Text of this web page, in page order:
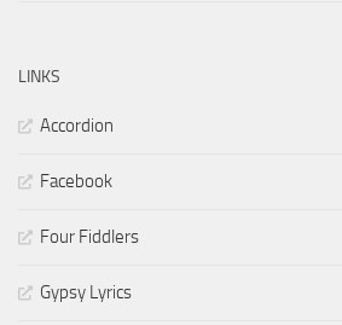
LINKS
Accordion
Facebook
Four Fiddlers
Gypsy Lyrics